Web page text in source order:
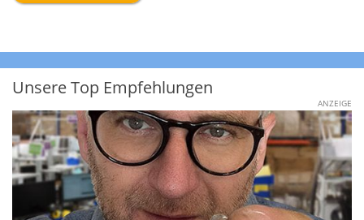
Unsere Top Empfehlungen
ANZEIGE